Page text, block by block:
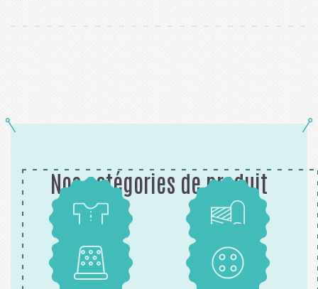
Nos catégories de produit
Patrons Tissus
Mercerie Boutons